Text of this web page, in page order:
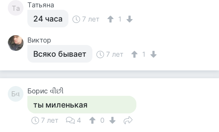
Tа Tатьяна
24 часа 7 лет 1
Виктор
Всяко бывает 7 лет 1
Бવ Борис વીંછી
ты миленькая
7 лет 4 0